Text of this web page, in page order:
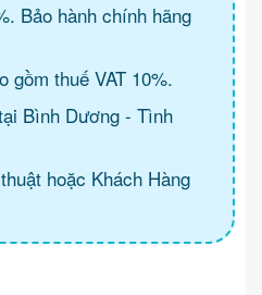
Bảo hành chính hãng
gồm thuế VAT 10%.
Bình Dương - Tình
hoặc Khách Hàng